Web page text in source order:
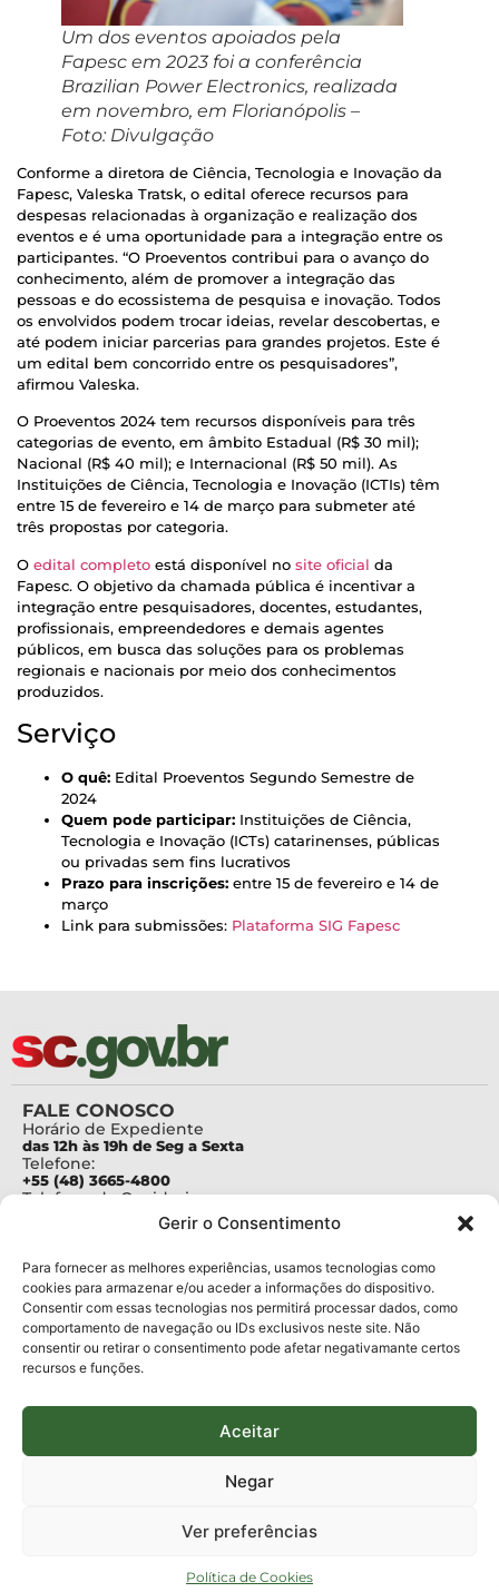
Gerir o Consentimento
Para fornecer as melhores experiências, usamos tecnologias como
cookies para armazenar e/ou aceder a informações do dispositivo.
Consentir com essas tecnologias nos permitirá processar dados, como
comportamento de navegação ou IDs exclusivos neste site. Não
consentir ou retirar o consentimento pode afetar negativamante certos
recursos e funções.
Aceitar
Negar
Ver preferências
Política de Cookies
Um dos eventos apoiados pela
Fapesc em 2023 foi a conferência
Brazilian Power Electronics, realizada
em novembro, em Florianópolis –
Foto: Divulgação
Conforme a diretora de Ciência, Tecnologia e Inovação da
Fapesc, Valeska Tratsk, o edital oferece recursos para
despesas relacionadas à organização e realização dos
eventos e é uma oportunidade para a integração entre os
participantes. “O Proeventos contribui para o avanço do
conhecimento, além de promover a integração das
pessoas e do ecossistema de pesquisa e inovação. Todos
os envolvidos podem trocar ideias, revelar descobertas, e
até podem iniciar parcerias para grandes projetos. Este é
um edital bem concorrido entre os pesquisadores”,
afirmou Valeska.
O Proeventos 2024 tem recursos disponíveis para três
categorias de evento, em âmbito Estadual (R$ 30 mil);
Nacional (R$ 40 mil); e Internacional (R$ 50 mil). As
Instituições de Ciência, Tecnologia e Inovação (ICTIs) têm
entre 15 de fevereiro e 14 de março para submeter até
três propostas por categoria.
O edital completo está disponível no site oficial da
Fapesc. O objetivo da chamada pública é incentivar a
integração entre pesquisadores, docentes, estudantes,
profissionais, empreendedores e demais agentes
públicos, em busca das soluções para os problemas
regionais e nacionais por meio dos conhecimentos
produzidos.
Serviço
O quê: Edital Proeventos Segundo Semestre de
2024
Quem pode participar: Instituições de Ciência,
Tecnologia e Inovação (ICTs) catarinenses, públicas
ou privadas sem fins lucrativos
Prazo para inscrições: entre 15 de fevereiro e 14 de
março
Link para submissões: Plataforma SIG Fapesc
FALE CONOSCO
Horário de Expediente
das 12h às 19h de Seg a Sexta
Telefone:
+55 (48) 3665-4800
Telefone da Ouvidoria
Para assuntos relacionados à Pesquisa
pesquisa@fapesc.sc.gov.br
Para assuntos relacionados à Inovação
inovacao@fapesc.sc.gov.br
Para assuntos relacionados à Bolsas
bolsas@fapesc.sc.gov.br
Para assuntos relacionados à Prestação de Contas
Para assuntos relacionados à Plataforma
plataforma@fapesc.sc.gov.br
Jair Artur da Silva dpo@fapesc.sc.gov.br 3665-4831
km 01, Módulo 12A, Edifício Fapesc / Celta, 5° andar